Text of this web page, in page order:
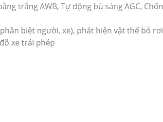
trắng AWB, Tự động bù sáng AGC,
biệt người, xe), phát hiện vật thể bỏ
xe trái phép